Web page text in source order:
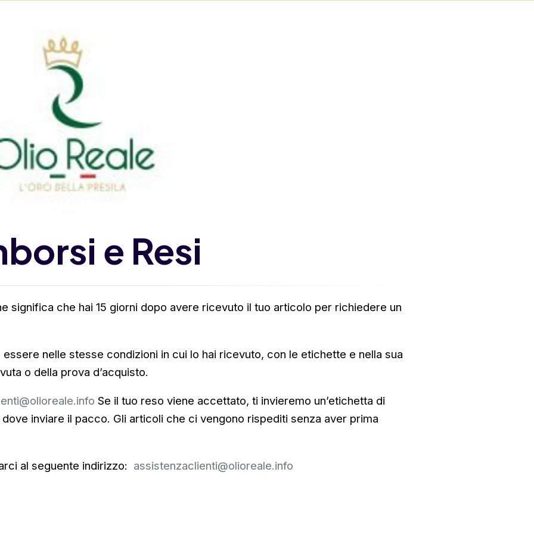
e Resi
significa che hai 15 giorni dopo avere ricevuto il tuo articolo per richiedere un
nelle stesse condizioni in cui lo hai ricevuto, con le etichette e nella sua
o della prova d’acquisto.
Se il tuo reso viene accettato, ti invieremo un’etichetta di
inviare il pacco. Gli articoli che ci vengono rispediti senza aver prima
al seguente indirizzo: assistenzaclienti@olioreale.info